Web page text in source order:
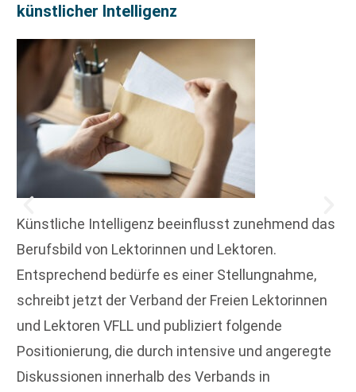
künstlicher Intelligenz
Künstliche Intelligenz beeinflusst zunehmend das
Berufsbild von Lektorinnen und Lektoren.
Entsprechend bedürfe es einer Stellungnahme,
schreibt jetzt der Verband der Freien Lektorinnen
und Lektoren VFLL und publiziert folgende
Positionierung, die durch intensive und angeregte
Diskussionen innerhalb des Verbands in